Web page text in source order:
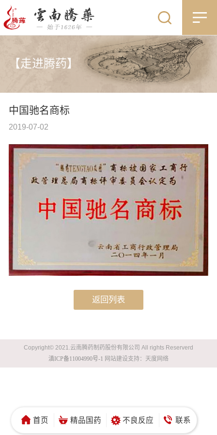
【走进腾药】
中国驰名商标
2019-07-02
返回列表
Copyright© 2021.云南腾药制药股份有限公司 All rights Reserverd
滇ICP备11004990号-1 网站建设支持： 天度网络
首页 精品国药 不良反应 联系